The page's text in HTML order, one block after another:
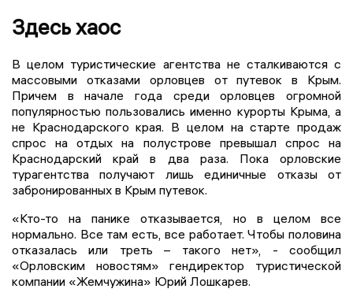
Здесь хаос
В целом туристические агентства не сталкиваются с
массовыми отказами орловцев от путевок в Крым.
Причем в начале года среди орловцев огромной
популярностью пользовались именно курорты Крыма, а
не Краснодарского края. В целом на старте продаж
спрос на отдых на полустрове превышал спрос на
Краснодарский край в два раза. Пока орловские
турагентства получают лишь единичные отказы от
забронированных в Крым путевок.
«Кто-то на панике отказывается, но в целом все
нормально. Все там есть, все работает. Чтобы половина
отказалась или треть – такого нет», - сообщил
«Орловским новостям» гендиректор туристической
компании «Жемчужина» Юрий Лошкарев.